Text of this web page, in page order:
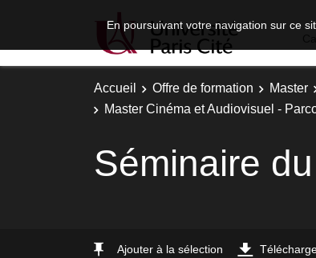
En poursuivant votre navigation sur ce
Accueil Offre de formation Master
Master Cinéma et Audiovisuel -
Séminaire
Ajouter à la sélection